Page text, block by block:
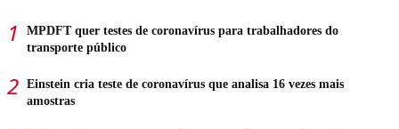
MPDFT quer testes de coronavírus para trabalhadores do
transporte público
Einstein cria teste de coronavírus que analisa 16 vezes mais
amostras